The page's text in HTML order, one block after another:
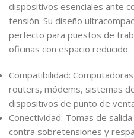
dispositivos esenciales ante
tensión. Su diseño
perfecto para puestos de
oficinas con espacio reducido.
Compatibilidad:
routers, módems, sistemas
dispositivos de punto de
Conectividad: Tomas de
contra sobretensiones y